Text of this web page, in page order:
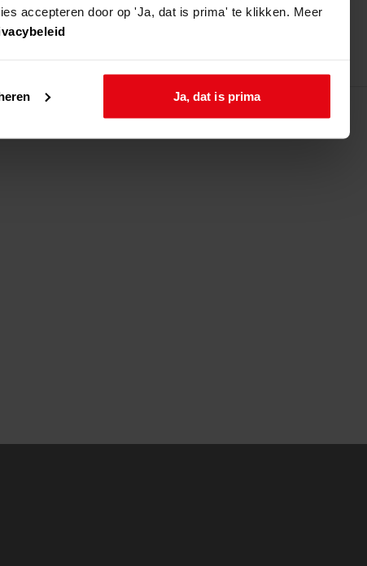
accepteren door op 'Ja, dat is prima' te klikken. Meer
Ja, dat is prima
en vernieuwen van de opslagruimte